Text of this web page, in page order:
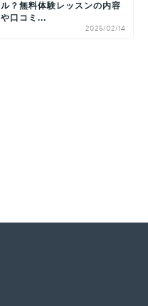
ル？無料体験レッスンの内容
や口コミ...
2025/02/14